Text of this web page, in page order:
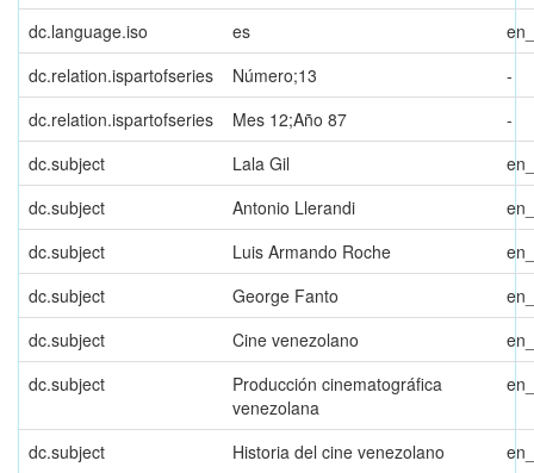
dc.language.iso es
dc.relation.ispartofseries
Número;13
-
dc.relation.ispartofseries
Mes 12;Año 87
-
dc.subject
Lala Gil
dc.subject
Antonio Llerandi
dc.subject
Luis Armando Roche
dc.subject
George Fanto
dc.subject
Cine venezolano
dc.subject
Producción cinematográfica
venezolana
dc.subject Historia del cine venezolano